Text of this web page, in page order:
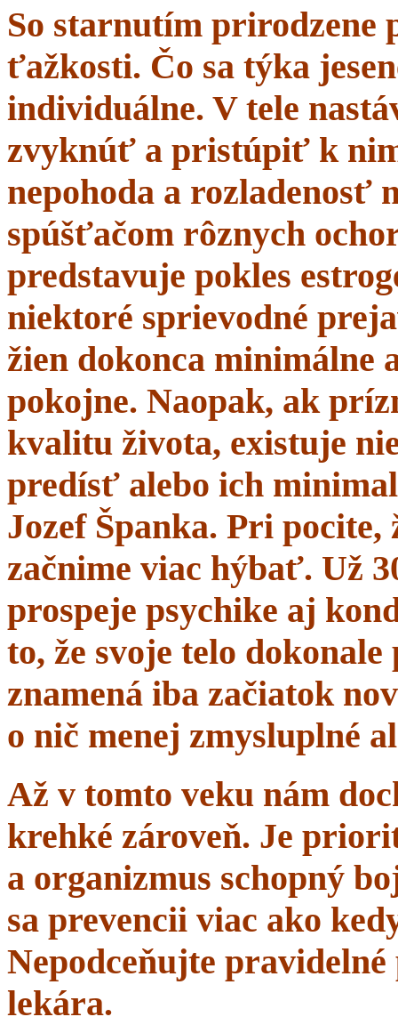
So starnutím prirodzene
ťažkosti. Čo sa týka
individuálne. V tele
zvyknúť a pristúpiť k
nepohoda a
spúšťačom rôznych
predstavuje pokles
niektoré sprievodné
žien dokonca minimálne
pokojne. Naopak, ak
kvalitu života, existuje
predísť alebo ich
Jozef Španka. Pri
začnime viac hýbať. Už
prospeje psychike aj
to, že svoje telo dokonale
znamená iba začiatok
o nič menej zmysluplné
Až v tomto veku nám
krehké zároveň. Je
a organizmus schopný
sa prevencii viac ako
Nepodceňujte
lekára.